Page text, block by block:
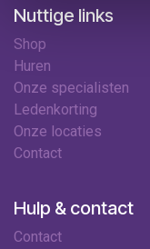
Nuttige links
Shop
Huren
Onze specialisten
Ledenkorting
Onze locaties
Contact
Hulp & contact
Contact